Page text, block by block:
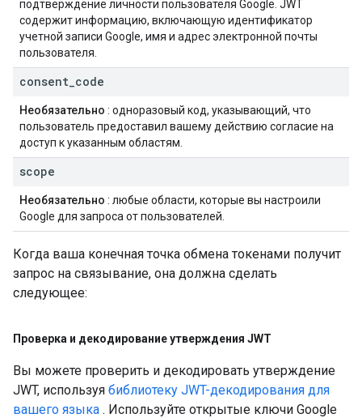
подтверждение личности пользователя Google. JWT
содержит информацию, включающую идентификатор
учетной записи Google, имя и адрес электронной почты
пользователя.
consent code
Необязательно : одноразовый код, указывающий, что
пользователь предоставил вашему действию согласие на
доступ к указанным областям.
scope
Необязательно : любые области, которые вы настроили
Google для запроса от пользователей.
Когда ваша конечная точка обмена токенами получит
запрос на связывание, она должна сделать
следующее:
Проверка и декодирование утверждения JWT
Вы можете проверить и декодировать утверждение
JWT, используя библиотеку JWT-декодирования для
вашего языка . Используйте открытые ключи Google